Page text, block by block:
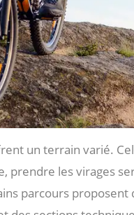
un terrain varié.
prendre les virages
parcours